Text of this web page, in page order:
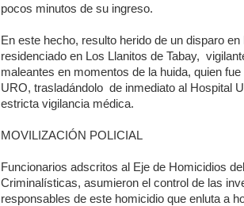
pocos minutos de su ingreso.
En este hecho, resulto herido de un disparo
residenciado en Los Llanitos de Tabay,
maleantes en momentos de la huida, quien
URO, trasladándolo de inmediato al Hospital
estricta vigilancia médica.
MOVILIZACIÓN POLICIAL
Funcionarios adscritos al Eje de Homicidios
Criminalísticas, asumieron el control de las
responsables de este homicidio que enluta a